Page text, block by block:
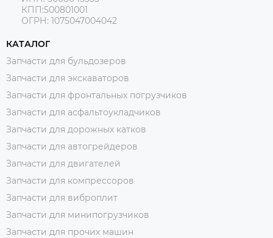
КПП:500801001
ОГРН: 1075047004042
КАТАЛОГ
Запчасти для бульдозеров
Запчасти для экскаваторов
Запчасти для фронтальных погрузчиков
Запчасти для асфальтоукладчиков
Запчасти для дорожных катков
Запчасти для автогрейдеров
Запчасти для двигателей
Запчасти для компрессоров
Запчасти для виброплит
Запчасти для минипогрузчиков
Запчасти для прочих машин